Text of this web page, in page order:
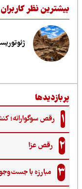
نظر کاربران
ژئوتوریسم؛
رقص سوگوارانه؛ کنشی
رقص عزا
مبارزه با جست‌وجوی